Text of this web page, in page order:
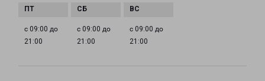
с 09:00 до
21:00
с 09:00 до
21:00
с 09:00 до
21:00